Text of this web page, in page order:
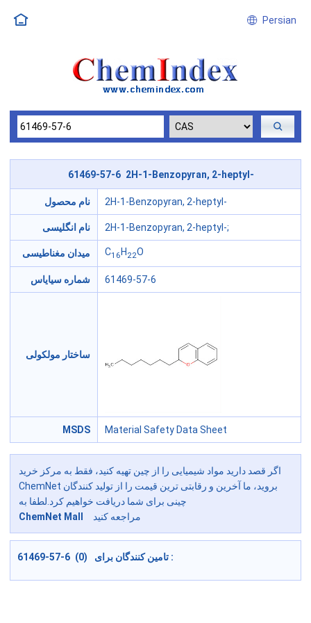
Persian
61469-57-6 2H-1-Benzopyran, 2-heptyl-
نام محصول 2H-1-Benzopyran, 2-heptyl-
نام انگلیسی 2H-1-Benzopyran, 2-heptyl-;
میدان مغناطیسی C16 H 22O
شماره سیایاس 61469-57-6
ساختار مولکولی
MSDS Material Safety Data Sheet
اگر قصد دارید مواد شیمیایی را از چین تهیه کنید، فقط به مرکز خرید
ChemNet بروید، ما آخرین و رقابتی ترین قیمت را از تولید کنندگان
چینی برای شما دریافت خواهیم کرد.لطفا به
ChemNet Mall
مراجعه کنید
61469-57-6 (0) تامین کنندگان برای :